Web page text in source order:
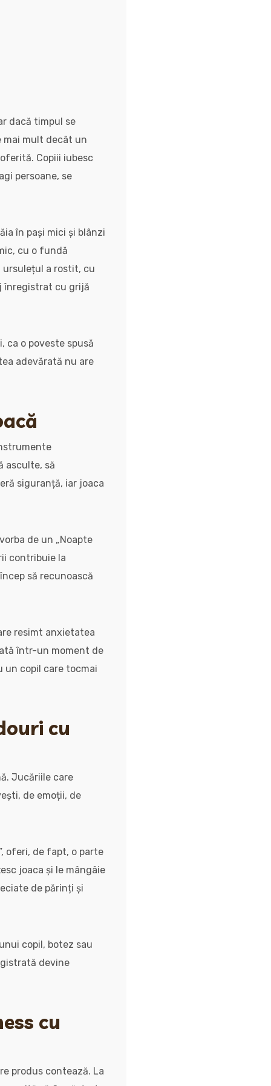
dacă timpul se
mai mult decât un
Copiii iubesc
persoane, se
în pași mici și blânzi
cu o fundă
ursulețul a rostit, cu
înregistrat cu grijă
ca o poveste spusă
adevărată nu are
asculte, să
siguranță, iar joaca
de un „Noapte
contribuie la
să recunoască
resimt anxietatea
într-un moment de
un copil care tocmai
cu
Jucăriile care
de emoții, de
oferi, de fapt, o parte
joaca și le mângâie
de părinți și
copil, botez sau
devine
cu
produs contează. La